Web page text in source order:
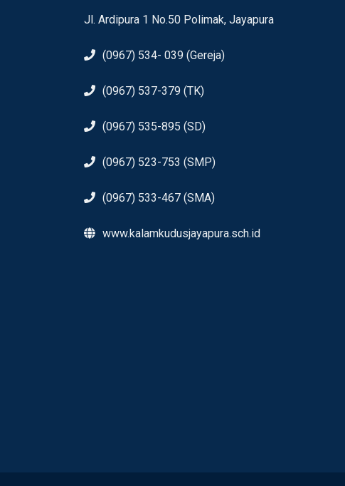
Jl. Ardipura 1 No.50 Polimak, Jayapura
(0967) 534- 039 (Gereja)
(0967) 537-379 (TK)
(0967) 535-895 (SD)
(0967) 523-753 (SMP)
(0967) 533-467 (SMA)
www.kalamkudusjayapura.sch.id